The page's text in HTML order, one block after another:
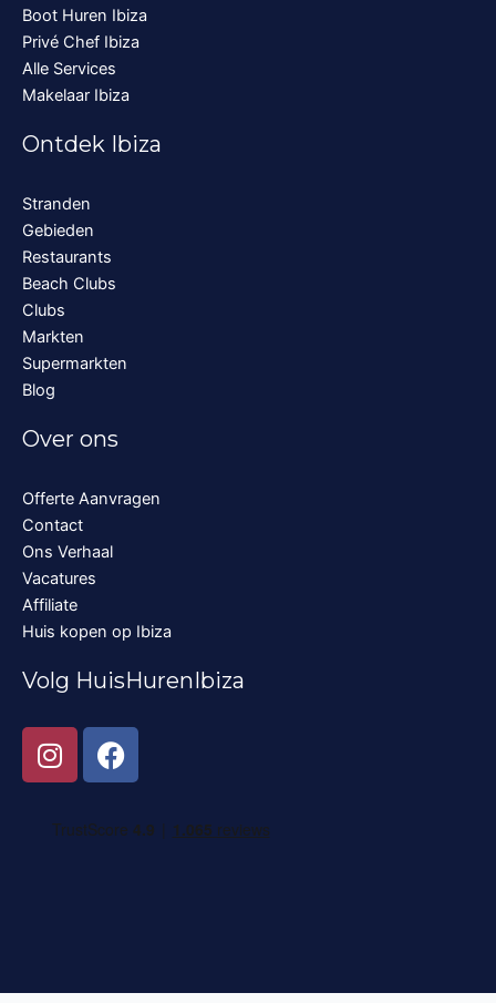
Boot Huren Ibiza
Privé Chef Ibiza
Alle Services
Makelaar Ibiza
Ontdek Ibiza
Stranden
Gebieden
Restaurants
Beach Clubs
Clubs
Markten
Supermarkten
Blog
Over ons
Offerte Aanvragen
Contact
Ons Verhaal
Vacatures
Affiliate
Huis kopen op Ibiza
Volg HuisHurenIbiza
I
n
t
F
a
e